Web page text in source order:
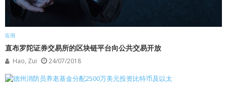
应用
直布罗陀证券交易所的区块链平台向公共交易开放
Hao, Zui 24/07/2018